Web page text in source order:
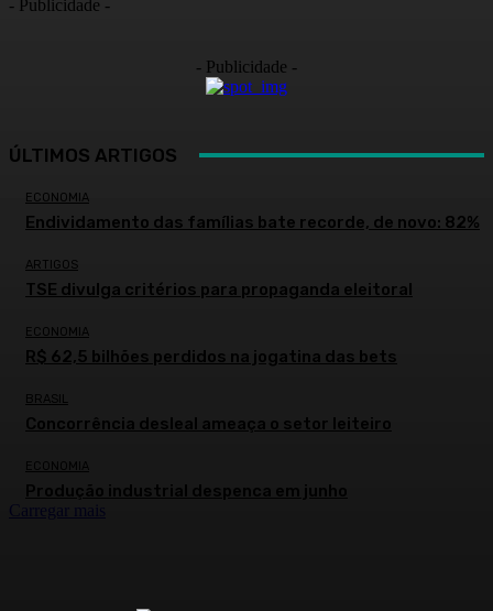
- Publicidade -
- Publicidade -
ÚLTIMOS ARTIGOS
ECONOMIA
Endividamento das famílias bate recorde, de novo: 82%
ARTIGOS
TSE divulga critérios para propaganda eleitoral
ECONOMIA
R$ 62,5 bilhões perdidos na jogatina das bets
BRASIL
Concorrência desleal ameaça o setor leiteiro
ECONOMIA
Produção industrial despenca em junho